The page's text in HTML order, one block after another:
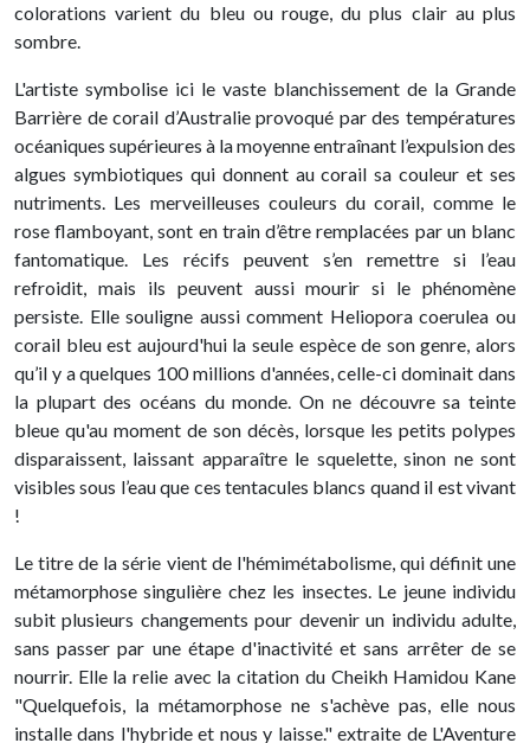
colorations varient du bleu ou rouge, du plus clair au plus
sombre.
L'artiste symbolise ici le vaste blanchissement de la Grande
Barrière de corail d’Australie provoqué par des températures
océaniques supérieures à la moyenne entraînant l’expulsion des
algues symbiotiques qui donnent au corail sa couleur et ses
nutriments. Les merveilleuses couleurs du corail, comme le
rose flamboyant, sont en train d’être remplacées par un blanc
fantomatique. Les récifs peuvent s’en remettre si l’eau
refroidit, mais ils peuvent aussi mourir si le phénomène
persiste. Elle souligne aussi comment Heliopora coerulea ou
corail bleu est aujourd'hui la seule espèce de son genre, alors
qu’il y a quelques 100 millions d'années, celle-ci dominait dans
la plupart des océans du monde. On ne découvre sa teinte
bleue qu'au moment de son décès, lorsque les petits polypes
disparaissent, laissant apparaître le squelette, sinon ne sont
visibles sous l’eau que ces tentacules blancs quand il est vivant
!
Le titre de la série vient de l'hémimétabolisme, qui définit une
métamorphose singulière chez les insectes. Le jeune individu
subit plusieurs changements pour devenir un individu adulte,
sans passer par une étape d'inactivité et sans arrêter de se
nourrir. Elle la relie avec la citation du Cheikh Hamidou Kane
"Quelquefois, la métamorphose ne s'achève pas, elle nous
installe dans l'hybride et nous y laisse." extraite de L'Aventure